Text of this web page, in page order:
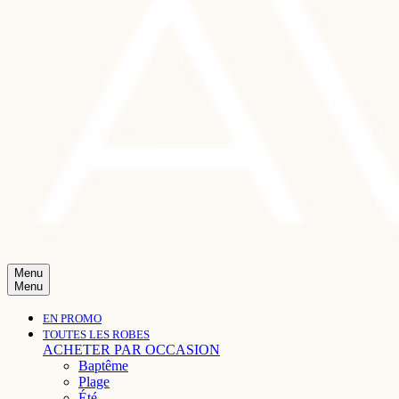
Menu
Menu
EN PROMO
TOUTES LES ROBES
ACHETER PAR OCCASION
Baptême
Plage